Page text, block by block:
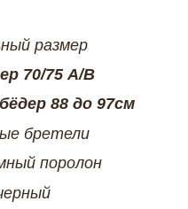
размер
70/75 А/В
88 до 97см
бретели
поролон